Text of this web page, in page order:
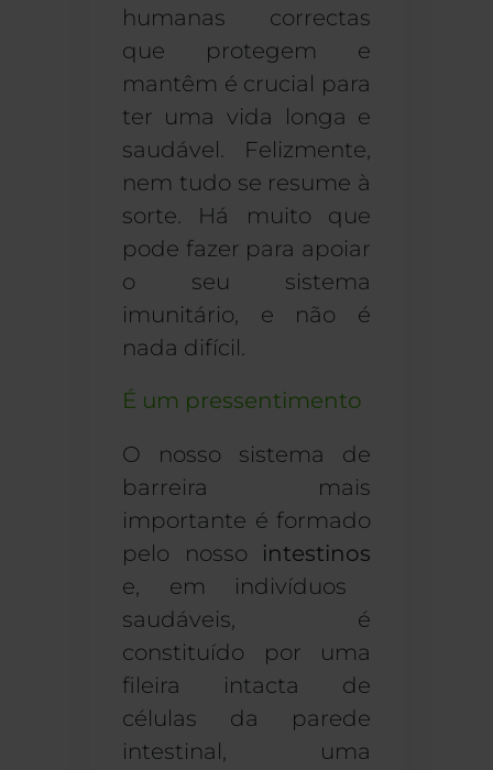
humanas correctas
que protegem e
mantêm é crucial para
ter uma vida longa e
saudável. Felizmente,
nem tudo se resume à
sorte. Há muito que
pode fazer para apoiar
o seu sistema
imunitário, e não é
nada difícil.
É um pressentimento
O nosso sistema de
barreira mais
importante é formado
pelo nosso intestinos
e, em indivíduos
saudáveis, é
constituído por uma
fileira intacta de
células da parede
intestinal, uma